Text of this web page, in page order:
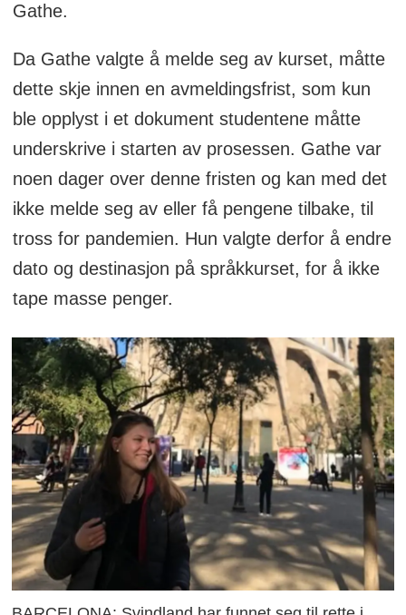
Gathe.
Da Gathe valgte å melde seg av kurset, måtte
dette skje innen en avmeldingsfrist, som kun
ble opplyst i et dokument studentene måtte
underskrive i starten av prosessen. Gathe var
noen dager over denne fristen og kan med det
ikke melde seg av eller få pengene tilbake, til
tross for pandemien. Hun valgte derfor å endre
dato og destinasjon på språkkurset, for å ikke
tape masse penger.